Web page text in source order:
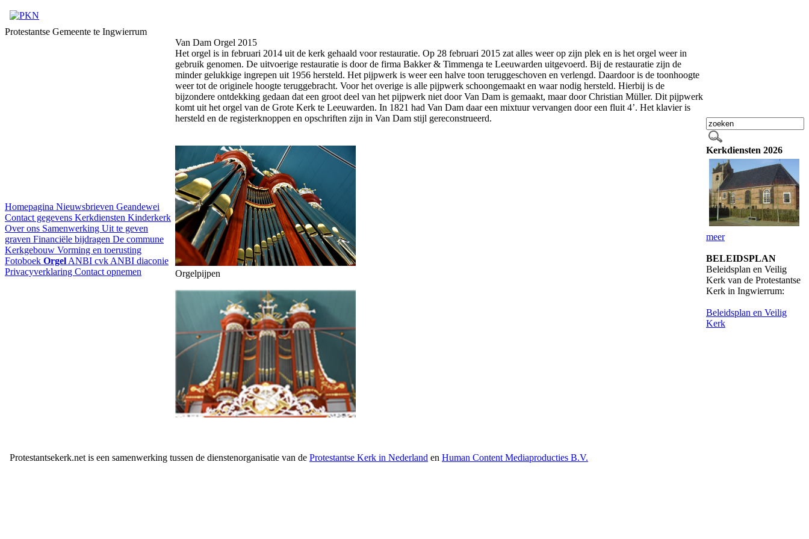
Protestantse Gemeente te Ingwierrum
Homepagina Nieuwsbrieven Geandewei
Contact gegevens Kerkdiensten Kinderkerk
Over ons Samenwerking Uit te geven
graven Financiële bijdragen De commune
Kerkgebouw Vorming en toerusting
Fotoboek Orgel ANBI cvk ANBI diaconie
Privacyverklaring Contact opnemen
Van Dam Orgel 2015
Het orgel is in februari 2014 uit de kerk gehaald voor restauratie. Op 28 februari 2015 zat alles weer op zijn plek en is het orgel weer in
gebruik genomen. De uitvoerige restauratie is door de firma Bakker & Timmenga te Leeuwarden uitgevoerd. Bij de restauratie zijn de
minder gelukkige ingrepen uit 1956 hersteld. Het pijpwerk is weer een halve toon teruggeschoven en verlengd. Daardoor is de toonhoogte
weer tot de originele hoogte teruggebracht. Voor het overige is alle pijpwerk schoongemaakt en waar nodig hersteld. Hierbij is de
bijzondere ontdekking gedaan dat een groot deel van het pijpwerk niet door Van Dam is gemaakt, maar door Christian Müller. Dit pijpwerk
komt uit het orgel van de Grote Kerk te Leeuwarden. In 1821 had Van Dam daar een mixtuur vervangen door een fluit 4’. Het klavier is
hersteld en de registerknoppen en opschriften zijn in Van Dam stijl gereconstrueerd.
Orgelpijpen
Kerkdiensten 2026
meer
BELEIDSPLAN
Beleidsplan en Veilig
Kerk van de Protestantse
Kerk in Ingwierrum:
Beleidsplan en Veilig
Kerk
Protestantsekerk.net is een samenwerking tussen de dienstenorganisatie van de Protestantse Kerk in Nederland en Human Content Mediaproducties B.V.